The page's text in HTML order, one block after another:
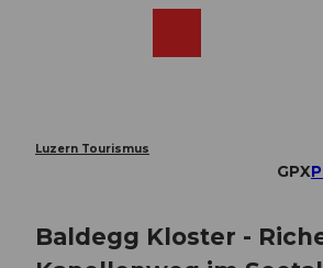
Luzern Tourismus
GPX
Baldegg Kloster -